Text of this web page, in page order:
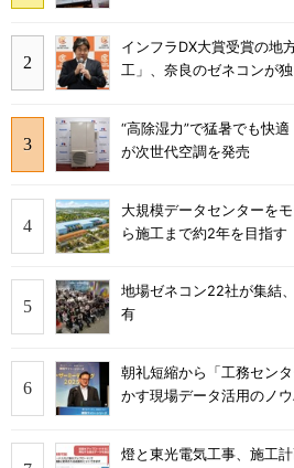
インフラDX大賞受賞の地
工」、奈良のゼネコンが
“高除湿力”で猛暑でも快
が次世代空調を発売
大規模データセンターを
ら施工まで約2年を目指す
地場ゼネコン22社が集結
有
朝礼短縮から「工務セン
かす現場データ活用のノウ
燈と東光電気工事、施工